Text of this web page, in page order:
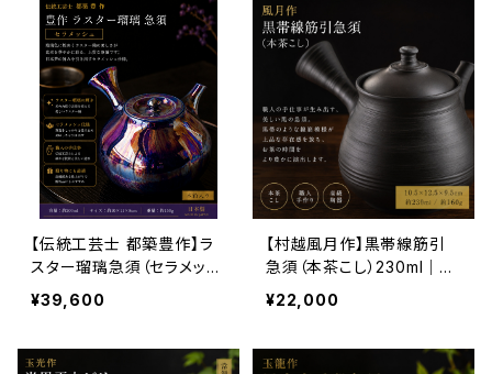
【伝統工芸士 都築豊作】ラ
スター瑠璃急須（セラメッシ
ュ・木箱入）200ml｜常滑焼
日本製 高級手作り急須
¥39,600
【村越風月作】黒帯線筋引
急須（本茶こし）230ml｜常
滑焼 高級手作り急須 日本
工芸会正会員作 茶こし一
¥22,000